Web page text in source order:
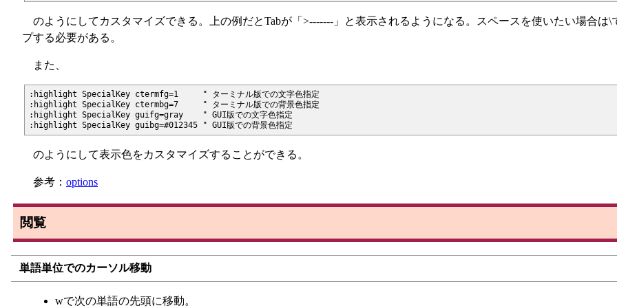
のようにしてカスタマイズできる。上の例だとTabが「>-------」と表示されるようになる。スペースを使いたい場合は\
プする必要がある。
また、
:highlight SpecialKey ctermfg=1     " ターミナル版での文字色指定
:highlight SpecialKey ctermbg=7     " ターミナル版での背景色指定
:highlight SpecialKey guifg=gray    " GUI版での文字色指定
のようにして表示色をカスタマイズすることができる。
参考： options
閲覧
単語単位でのカーソル移動
wで次の単語の先頭に移動。